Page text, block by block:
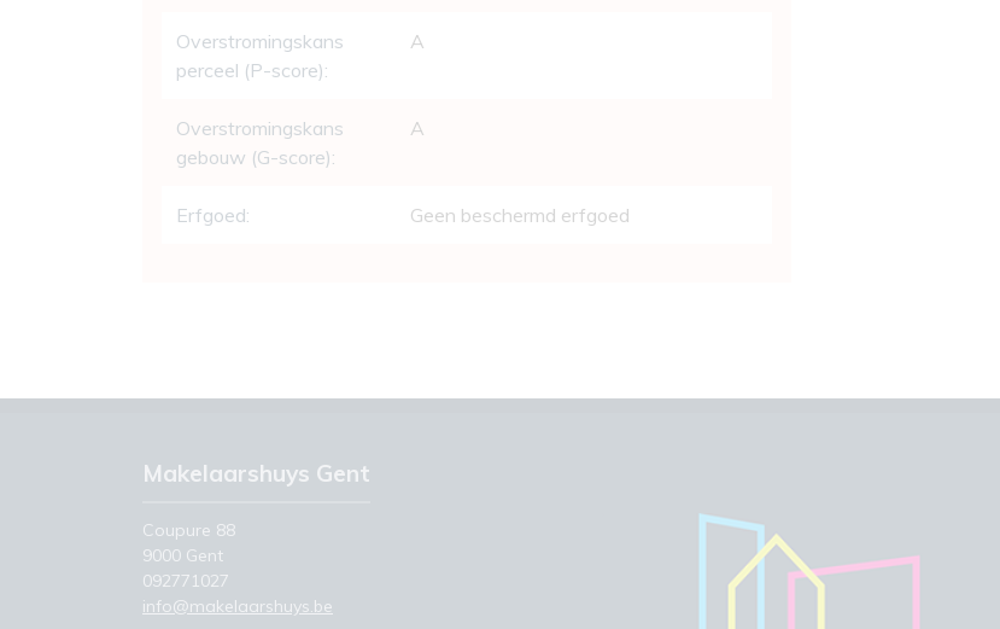
Overstromingskans
perceel (P-score):
A
Overstromingskans
gebouw (G-score):
A
Erfgoed: Geen beschermd erfgoed
Makelaarshuys Gent
Coupure 88
9000 Gent
092771027
info@makelaarshuys.be